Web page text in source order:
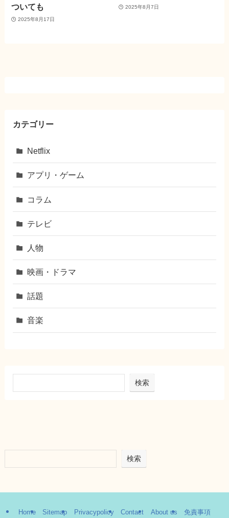
ついても
2025年8月17日
2025年8月7日
カテゴリー
Netflix
アプリ・ゲーム
コラム
テレビ
人物
映画・ドラマ
話題
音楽
検索
検索
Home Sitemap Privacypolicy Contact About us 免責事項